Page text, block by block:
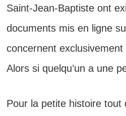
Saint-Jean-Baptiste ont
documents mis en ligne
concernent
Alors si quelqu’un a une
Pour la petite histoire tout